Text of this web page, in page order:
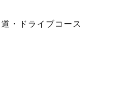
道・ドライブコース